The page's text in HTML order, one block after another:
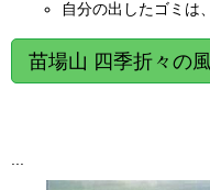
自分の出したゴミは
苗場山 四季折々の